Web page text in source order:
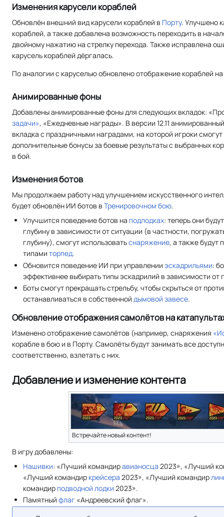
Изменения карусели кораблей
Обновлён внешний вид карусели кораблей в Порту. Улучшено
кораблей, а также добавлена возможность переходить в
двойному нажатию на стрелку перехода. Также исправлена
карусель кораблей дёргалась.
По аналогии с каруселью обновлено отображение кораблей
Анимированные фоны
Добавлены анимированные фоны для следующих вкладок:
задачи», «Ежедневные награды». В версии 12.11
вкладка с праздничными наградами, на которой игроки смогут
дополнительные бонусы за боевые результаты с выбранных
в бой.
Изменения ботов
Мы продолжаем работу над улучшением искусственного
будет обновлён ИИ ботов в Тренировочном бою.
Улучшится поведение ботов на подлодках: теперь они
глубину в зависимости от ситуации (в частности,
глубину), смогут использоватьснаряжение, а также будут
типамиторпед.
Обновится поведение ИИ при управленииэскадрильями:
эффективнее выбирать типы эскадрилий в зависимости
Боты смогут прекращать стрельбу, чтобы скрыться от
останавливаться в собственнойдымовой завесе.
Обновление отображения самолётов на
Изменено отображение самолётов (например, снаряжения
корабле в бою и в Порту. Самолёты будут занимать все
соответственно, взлетать с них.
Добавление и изменение контента
Встречайте новый контент!
В игру добавлены:
Нашивки: «Лучший командиравианосца 2023», «Лучший
«Лучший командир крейсера 2023», «Лучший командир
командир подводной лодки 2023».
Памятныйфлаг «Андреевский флаг».